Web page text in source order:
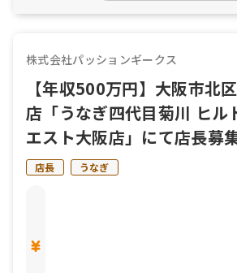
株式会社パッションギークス
【年収500万円】大阪市北
店「うなぎ四代目菊川 ヒル
エスト大阪店」にて店長募
◎店長 うなぎ